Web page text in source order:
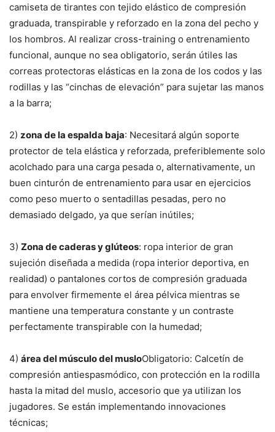
camiseta de tirantes con tejido elástico de compresión
graduada, transpirable y reforzado en la zona del pecho y
los hombros. Al realizar cross-training o entrenamiento
funcional, aunque no sea obligatorio, serán útiles las
correas protectoras elásticas en la zona de los codos y las
rodillas y las “cinchas de elevación” para sujetar las manos
a la barra;
2) zona de la espalda baja: Necesitará algún soporte
protector de tela elástica y reforzada, preferiblemente solo
acolchado para una carga pesada o, alternativamente, un
buen cinturón de entrenamiento para usar en ejercicios
como peso muerto o sentadillas pesadas, pero no
demasiado delgado, ya que serían inútiles;
3) Zona de caderas y glúteos: ropa interior de gran
sujeción diseñada a medida (ropa interior deportiva, en
realidad) o pantalones cortos de compresión graduada
para envolver firmemente el área pélvica mientras se
mantiene una temperatura constante y un contraste
perfectamente transpirable con la humedad;
4) área del músculo del musloObligatorio: Calcetín de
compresión antiespasmódico, con protección en la rodilla
hasta la mitad del muslo, accesorio que ya utilizan los
jugadores. Se están implementando innovaciones
técnicas;